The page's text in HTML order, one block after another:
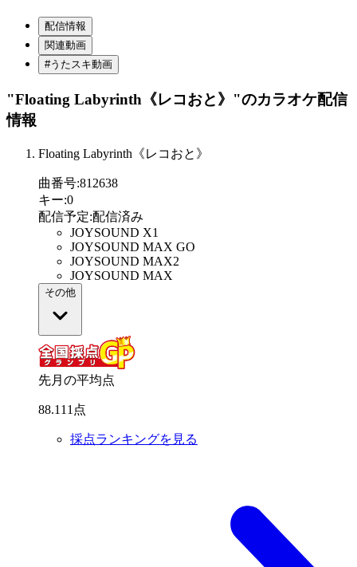
配信情報
関連動画
#うたスキ動画
"Floating Labyrinth《レコおと》"のカラオケ配信
情報
Floating Labyrinth《レコおと》
曲番号:812638
キー:0
配信予定:配信済み
JOYSOUND X1
JOYSOUND MAX GO
JOYSOUND MAX2
JOYSOUND MAX
その他
先月の平均点
88.111 点
採点ランキングを見る